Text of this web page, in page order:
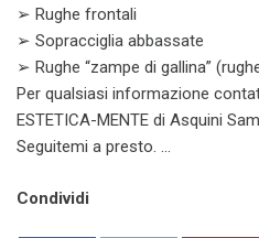
➢ Rughe frontali
➢ Sopracciglia abbassate
➢ Rughe “zampe di gallina”
Per qualsiasi informazione
ESTETICA-MENTE di Asquini
Seguitemi a presto. …
Condividi